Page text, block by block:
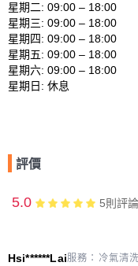
星期二: 09:00 – 18:00
星期三: 09:00 – 18:00
星期四: 09:00 – 18:00
星期五: 09:00 – 18:00
星期六: 09:00 – 18:00
評價
5.0 5則評論
Hsi******Lai服務： 冷氣清洗